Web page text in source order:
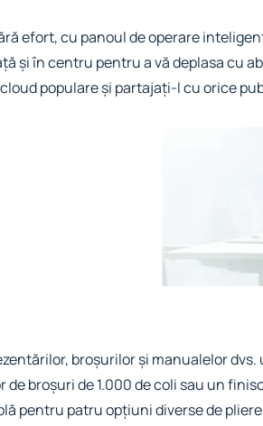
efort, cu panoul de operare
și în centru pentru a vă deplasa
populare și partajați-l cu orice
broșurilor și manualelor
broșuri de 1.000 de coli sau un
pentru patru opțiuni diverse de